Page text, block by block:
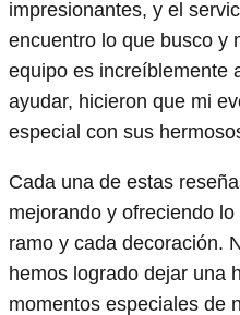
impresionantes, y el
encuentro lo que busco y
equipo es increíblemente
ayudar, hicieron que mi
especial con sus
Cada una de estas
mejorando y ofreciendo
ramo y cada decoración.
hemos logrado dejar una
momentos especiales de